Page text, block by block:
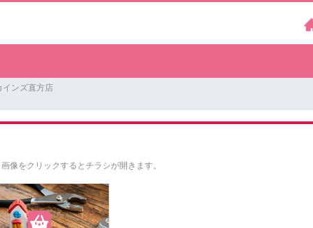
インズ直方店
画像をクリックするとチラシが開きます。